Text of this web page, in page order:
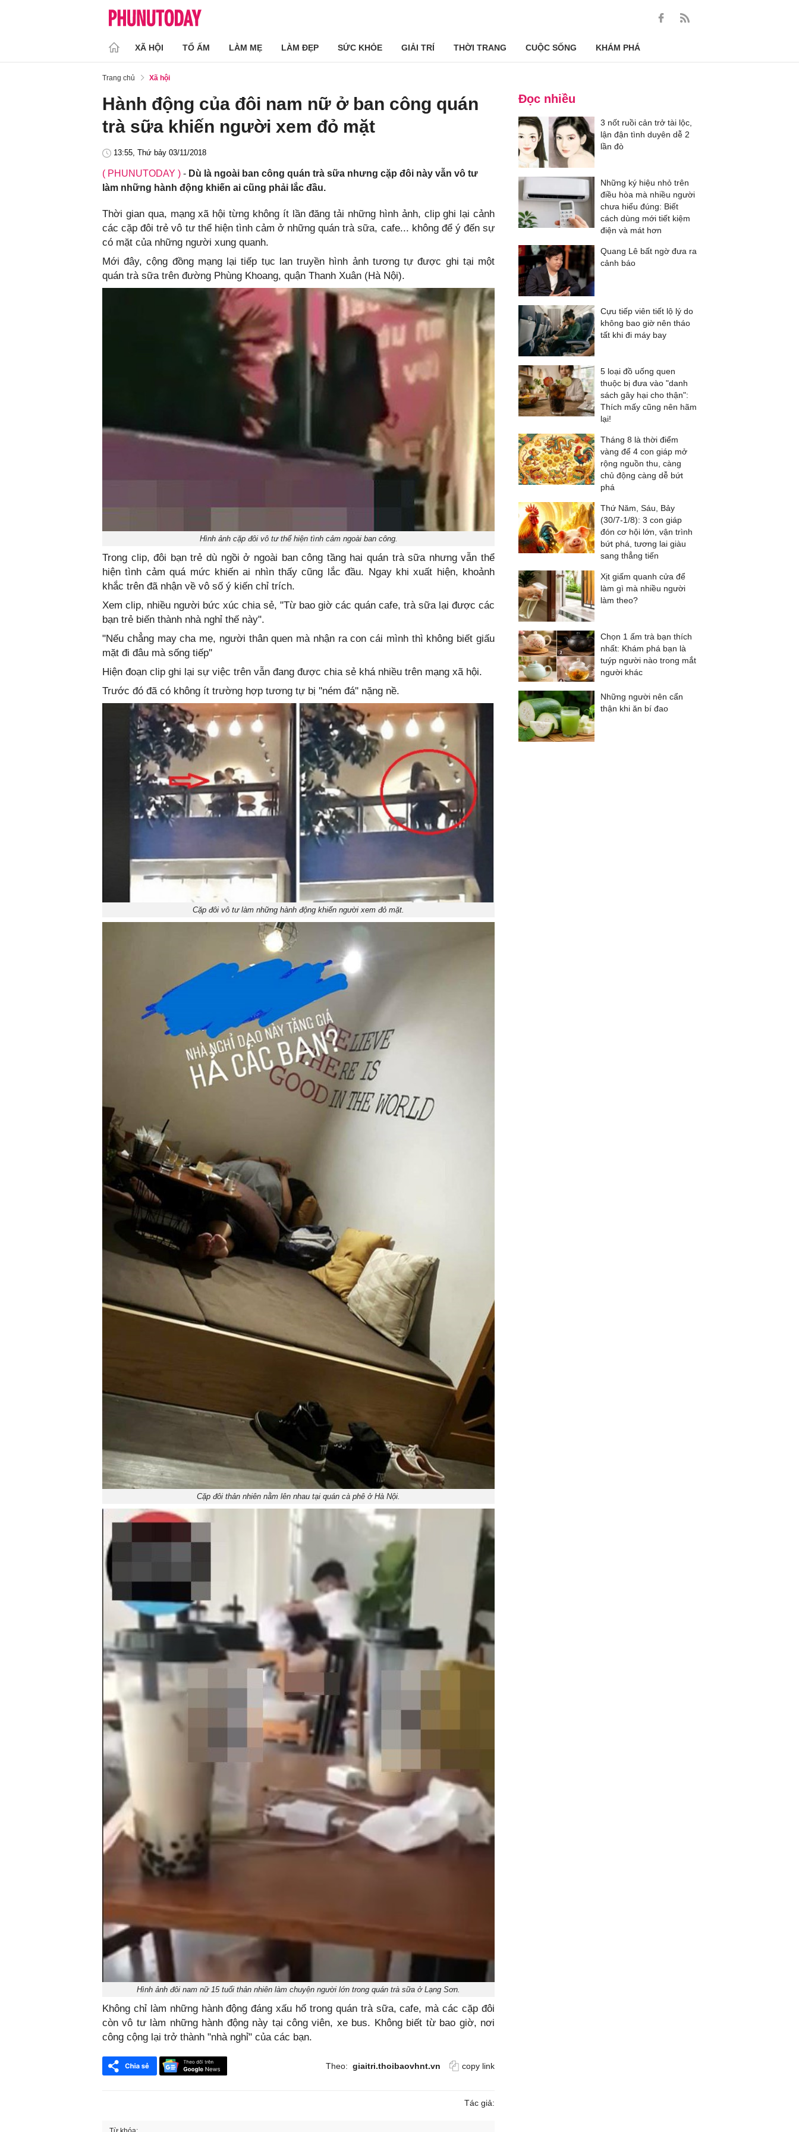
XÃ HỘI TỔ ẤM LÀM MẸ LÀM ĐẸP SỨC KHỎE GIẢI TRÍ THỜI TRANG CUỘC SỐNG KHÁM PHÁ
Trang chủ Xã hội
Hành động của đôi nam nữ ở ban công quán
trà sữa khiến người xem đỏ mặt
13:55, Thứ bảy 03/11/2018
( PHUNUTODAY ) - Dù là ngoài ban công quán trà sữa nhưng cặp đôi này vẫn vô tư
làm những hành động khiến ai cũng phải lắc đầu.
Thời gian qua, mạng xã hội từng không ít lần đăng tải những hình ảnh, clip ghi lại cảnh
các cặp đôi trẻ vô tư thể hiện tình cảm ở những quán trà sữa, cafe... không để ý đến sự
có mặt của những người xung quanh.
Mới đây, cộng đồng mạng lại tiếp tục lan truyền hình ảnh tương tự được ghi tại một
quán trà sữa trên đường Phùng Khoang, quận Thanh Xuân (Hà Nội).
Hình ảnh cặp đôi vô tư thể hiện tình cảm ngoài ban công.
Trong clip, đôi bạn trẻ dù ngồi ở ngoài ban công tầng hai quán trà sữa nhưng vẫn thể
hiện tình cảm quá mức khiến ai nhìn thấy cũng lắc đầu. Ngay khi xuất hiện, khoảnh
khắc trên đã nhận về vô số ý kiến chỉ trích.
Xem clip, nhiều người bức xúc chia sẻ, "Từ bao giờ các quán cafe, trà sữa lại được các
bạn trẻ biến thành nhà nghỉ thế này".
"Nếu chẳng may cha mẹ, người thân quen mà nhận ra con cái mình thì không biết giấu
mặt đi đâu mà sống tiếp''
Hiện đoạn clip ghi lại sự việc trên vẫn đang được chia sẻ khá nhiều trên mạng xã hội.
Trước đó đã có không ít trường hợp tương tự bị ''ném đá'' nặng nề.
Cặp đôi vô tư làm những hành động khiến người xem đỏ mặt.
Cặp đôi thản nhiên nằm lên nhau tại quán cà phê ở Hà Nội.
Hình ảnh đôi nam nữ 15 tuổi thản nhiên làm chuyện người lớn trong quán trà sữa ở Lạng Sơn.
Không chỉ làm những hành động đáng xấu hổ trong quán trà sữa, cafe, mà các cặp đôi
còn vô tư làm những hành động này tại công viên, xe bus. Không biết từ bao giờ, nơi
công cộng lại trở thành "nhà nghỉ" của các bạn.
Theo: giaitri.thoibaovhnt.vn copy link
Tác giả:
Đọc nhiều
3 nốt ruồi cản trở tài lộc,
lận đận tình duyên dễ 2
lần đò
Những ký hiệu nhỏ trên
điều hòa mà nhiều người
chưa hiểu đúng: Biết
cách dùng mới tiết kiệm
điện và mát hơn
Quang Lê bất ngờ đưa ra
cảnh báo
Cựu tiếp viên tiết lộ lý do
không bao giờ nên tháo
tất khi đi máy bay
5 loại đồ uống quen
thuộc bị đưa vào "danh
sách gây hại cho thận":
Thích mấy cũng nên hãm
lại!
Tháng 8 là thời điểm
vàng để 4 con giáp mở
rộng nguồn thu, càng
chủ động càng dễ bứt
phá
Thứ Năm, Sáu, Bảy
(30/7-1/8): 3 con giáp
đón cơ hội lớn, vận trình
bứt phá, tương lai giàu
sang thẳng tiến
Xịt giấm quanh cửa để
làm gì mà nhiều người
làm theo?
Chọn 1 ấm trà bạn thích
nhất: Khám phá bạn là
tuýp người nào trong mắt
người khác
Những người nên cẩn
thận khi ăn bí đao